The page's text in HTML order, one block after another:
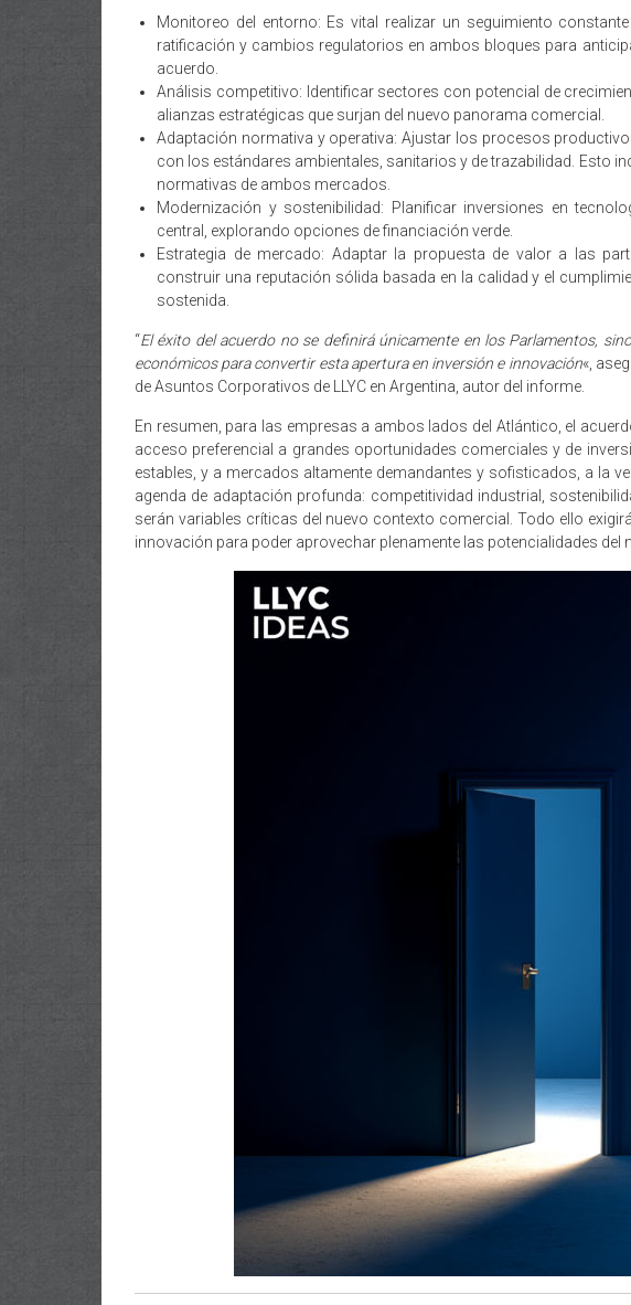
Monitoreo del entorno: Es vital realizar un seguimiento
ratificación y cambios regulatorios en ambos bloques para
acuerdo.
Análisis competitivo: Identificar sectores con potencial de
alianzas estratégicas que surjan del nuevo panorama comercial.
Adaptación normativa y operativa: Ajustar los procesos
con los estándares ambientales, sanitarios y de trazabilidad. Esto
normativas de ambos mercados.
Modernización y sostenibilidad: Planificar inversiones en
central, explorando opciones de financiación verde.
Estrategia de mercado: Adaptar la propuesta de valor a las
construir una reputación sólida basada en la calidad y el
sostenida.
“El éxito del acuerdo no se definirá únicamente en los Parlamentos,
económicos para convertir esta apertura en inversión e innovación«,
de Asuntos Corporativos de LLYC en Argentina, autor del informe.
En resumen, para las empresas a ambos lados del Atlántico, el
acceso preferencial a grandes oportunidades comerciales y de
estables, y a mercados altamente demandantes y sofisticados, a la
agenda de adaptación profunda: competitividad industrial,
serán variables críticas del nuevo contexto comercial. Todo ello
innovación para poder aprovechar plenamente las potencialidades del